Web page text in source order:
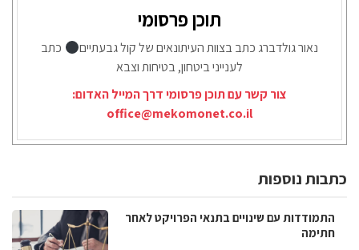
תוכן פרסומי
נאור גולדברג כתב בצוות העיתונאים של קול גבעתיים
כתב
לענייני ביטחון, בטיחות וצבא
צור קשר עם תוכן פרסומי דרך המייל האדום:
office@mekomonet.co.il
כתבות נוספות
התמודדות עם שינויים בתנאי הפרויקט לאחר
חתימה